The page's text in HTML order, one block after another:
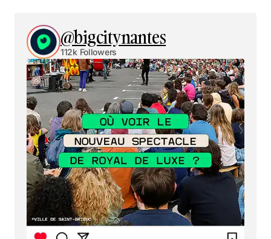
@bigcitynantes
112k Followers